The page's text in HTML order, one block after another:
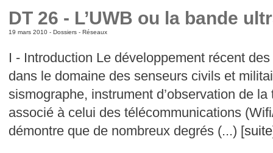
DT 26 - L’UWB ou la bande
19 mars 2010 - Dossiers- Réseaux
I - Introduction Le développement récent
dans le domaine des senseurs civils et
sismographe, instrument d’observation de la
associé à celui des télécommunications
démontre que de nombreux degrés (...) [suite